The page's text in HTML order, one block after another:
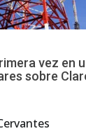
vez en
sobre